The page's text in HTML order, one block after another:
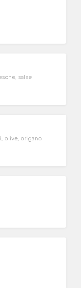
salse
olive, origano